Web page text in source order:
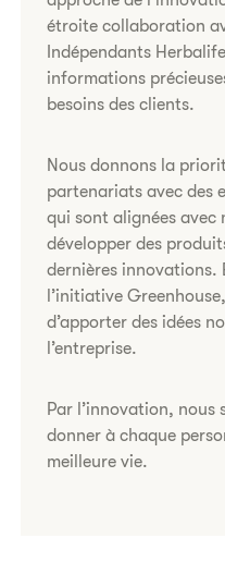
étroite collaboration
Indépendants
informations
besoins des clients.
Nous donnons la
partenariats avec des
qui sont alignées avec
développer des
dernières innovations.
l’initiative
d’apporter des idées
l’entreprise.
Par l’innovation, nous
donner à chaque
meilleure vie.